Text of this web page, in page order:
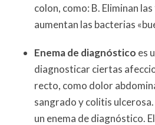
colon, como: B. Eliminan
aumentan las bacterias
Enema de diagnóstico es
diagnosticar ciertas
recto, como dolor
sangrado y colitis
un enema de diagnóstico.